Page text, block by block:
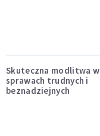
Skuteczna modlitwa w
sprawach trudnych i
beznadziejnych